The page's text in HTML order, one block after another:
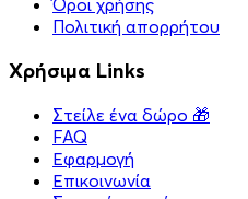
Όροι χρήσης
Πολιτική απορρήτου
Χρήσιμα Links
Στείλε ένα δώρο 🎁
FAQ
Εφαρμογή
Επικοινωνία